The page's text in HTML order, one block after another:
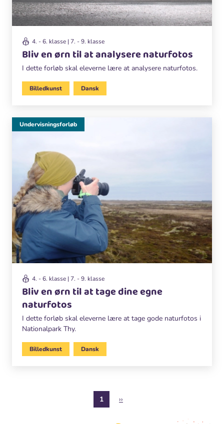
4. - 6. klasse | 7. - 9. klasse
Bliv en ørn til at analysere naturfotos
I dette forløb skal eleverne lære at analysere naturfotos.
Billedkunst Dansk
4. - 6. klasse | 7. - 9. klasse
Bliv en ørn til at tage dine egne
naturfotos
I dette forløb skal eleverne lære at tage gode naturfotos i
Nationalpark Thy.
Undervisningsforløb
Billedkunst Dansk
Nuværende
side
1
Næste
››